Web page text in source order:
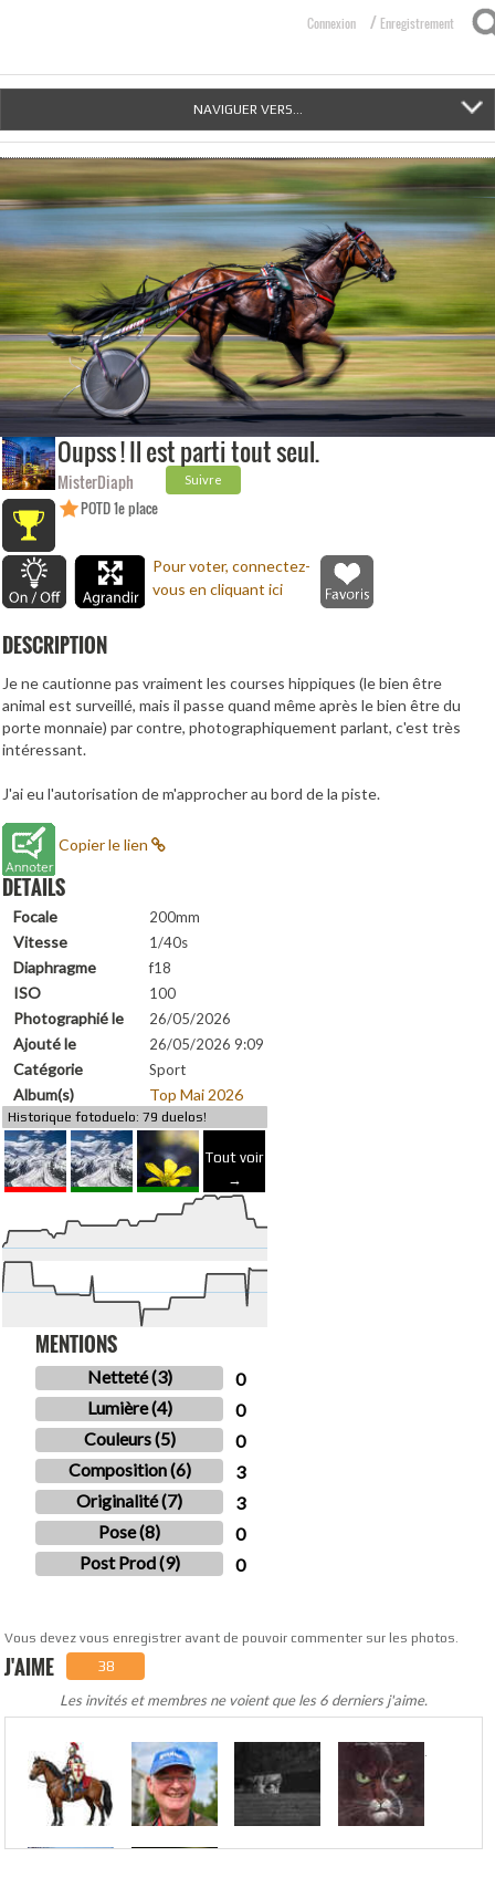
Connexion / Enregistrement
NAVIGUER VERS...
Oupss ! Il est parti tout seul.
MisterDiaph Suivre
POTD 1e place
Pour voter, connectez-
vous en cliquant ici
DESCRIPTION
Je ne cautionne pas vraiment les courses hippiques (le bien être
animal est surveillé, mais il passe quand même après le bien être du
porte monnaie) par contre, photographiquement parlant, c'est très
intéressant.
J'ai eu l'autorisation de m'approcher au bord de la piste.
Copier le lien
DETAILS
Focale 200mm
Vitesse 1/40s
Diaphragme f18
ISO 100
Photographié le 26/05/2026
Ajouté le 26/05/2026 9:09
Catégorie Sport
Album(s) Top Mai 2026
Historique fotoduelo: 79 duelos!
Tout voir
→
MENTIONS
Netteté (3)
0
Lumière (4)
0
Couleurs (5)
0
Composition (6)
3
Originalité (7)
3
Pose (8)
0
Post Prod (9)
0
Vous devez vous enregistrer avant de pouvoir commenter sur les photos.
J'AIME 38
Les invités et membres ne voient que les 6 derniers j'aime.
.